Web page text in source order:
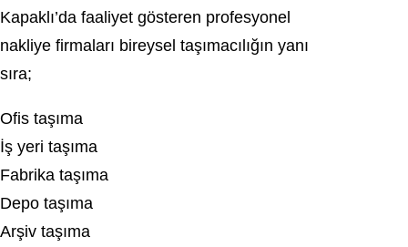
Kapaklı’da faaliyet gösteren profesyonel
nakliye firmaları bireysel taşımacılığın yanı
sıra;
Ofis taşıma
İş yeri taşıma
Fabrika taşıma
Depo taşıma
Arşiv taşıma